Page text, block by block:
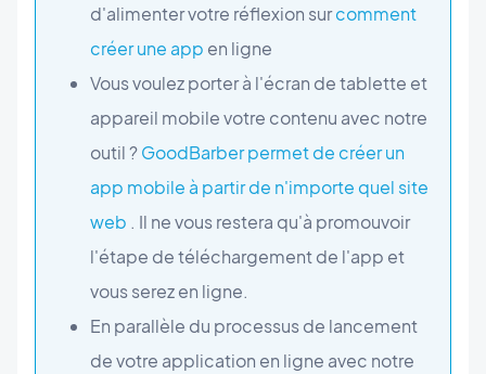
d'alimenter votre réflexion surcomment
créer une app en ligne
Vous voulez porter à l'écran de tablette et
appareil mobile votre contenu avec notre
outil ?GoodBarber permet de créer un
app mobile à partir de n'importe quel site
web . Il ne vous restera qu'à promouvoir
l'étape de téléchargement de l'app et
vous serez en ligne.
En parallèle du processus de lancement
de votre application en ligne avec notre